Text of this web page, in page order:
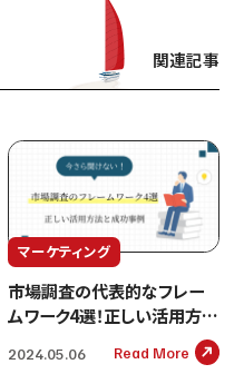
関連記事
マーケティング
市場調査の代表的なフレー
ムワーク4選！正しい活用方法
2024.05.06 Read More